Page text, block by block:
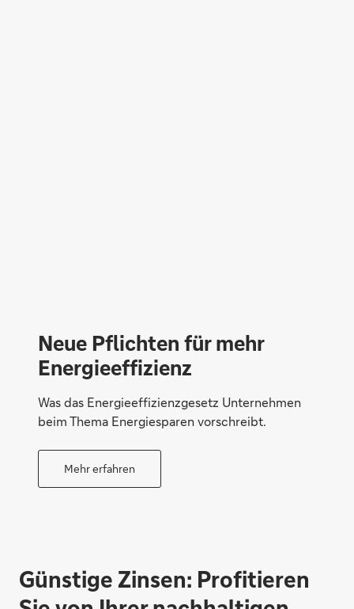
Neue Pflichten für mehr
Energie­effizienz
Was das En­er­gie­ef­fi­zi­enz­ge­setz Un­ter­neh­men
beim The­ma En­er­gie­spa­ren vor­schreibt.
Mehr erfahren
Günstige Zinsen: Profitieren